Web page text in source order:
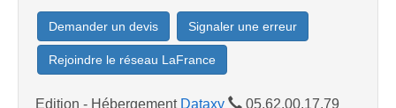
Demander un devis Signaler une erreur
Rejoindre le réseau LaFrance
Edition - Hébergement Dataxy
05.62.00.17.79